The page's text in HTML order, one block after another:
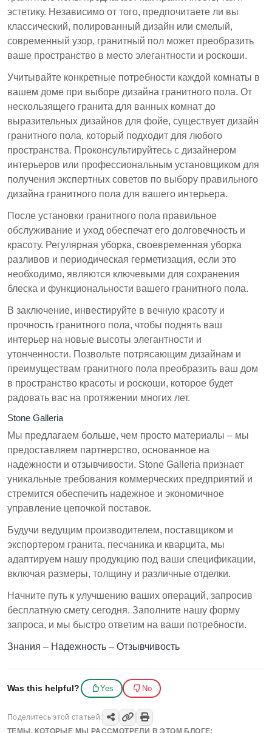
эстетику. Независимо от того, предпочитаете ли вы
классический, полированный дизайн или смелый,
современный узор, гранитный пол может преобразить
ваше пространство в место элегантности и роскоши.
Учитывайте конкретные потребности каждой комнаты в
вашем доме при выборе дизайна гранитного пола. От
нескользящего гранита для ванных комнат до
выразительных дизайнов для фойе, существует дизайн
гранитного пола, который подходит для любого
пространства. Проконсультируйтесь с дизайнером
интерьеров или профессиональным установщиком для
получения экспертных советов по выбору правильного
дизайна гранитного пола для вашего интерьера.
После установки гранитного пола правильное
обслуживание и уход обеспечат его долговечность и
красоту. Регулярная уборка, своевременная уборка
разливов и периодическая герметизация, если это
необходимо, являются ключевыми для сохранения
блеска и функциональности вашего гранитного пола.
В заключение, инвестируйте в вечную красоту и
прочность гранитного пола, чтобы поднять ваш
интерьер на новые высоты элегантности и
утонченности. Позвольте потрясающим дизайнам и
преимуществам гранитного пола преобразить ваш дом
в пространство красоты и роскоши, которое будет
радовать вас на протяжении многих лет.
Stone Galleria
Мы предлагаем больше, чем просто материалы – мы
предоставляем партнерство, основанное на
надежности и отзывчивости. Stone Galleria признает
уникальные требования коммерческих предприятий и
стремится обеспечить надежное и экономичное
управление цепочкой поставок.
Будучи ведущим производителем, поставщиком и
экспортером гранита, песчаника и кварцита, мы
адаптируем нашу продукцию под ваши спецификации,
включая размеры, толщину и различные отделки.
Начните путь к улучшению ваших операций, запросив
бесплатную смету сегодня. Заполните нашу форму
запроса, и мы быстро ответим на ваши потребности.
Знания – Надежность – Отзывчивость
Was this helpful? Yes No
Поделитесь этой статьей:
ТЕМЫ, КОТОРЫЕ МЫ РАССМОТРЕЛИ В ЭТОМ БЛОГЕ: